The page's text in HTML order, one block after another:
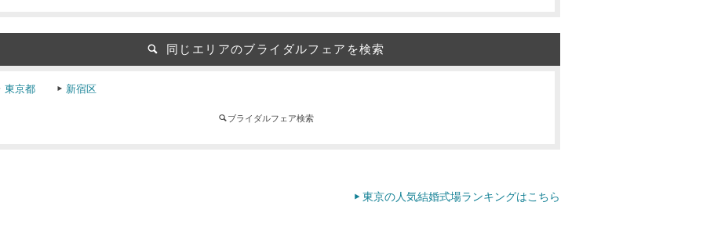
同じエリアのブライダルフェアを検索
東京都 新宿区
ブライダルフェア検索
東京の人気結婚式場ランキングはこちら